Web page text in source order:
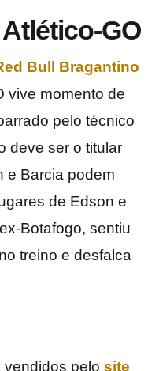
GO
Bull Bragantino
vive momento de
pelo técnico
deve ser o titular
e Barcia podem
de Edson e
Botafogo, sentiu
treino e desfalca
pelo site